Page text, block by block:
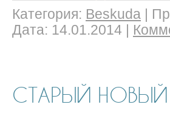
Категория: Beskuda
Дата: 14.01.2014
СТАРЫЙ